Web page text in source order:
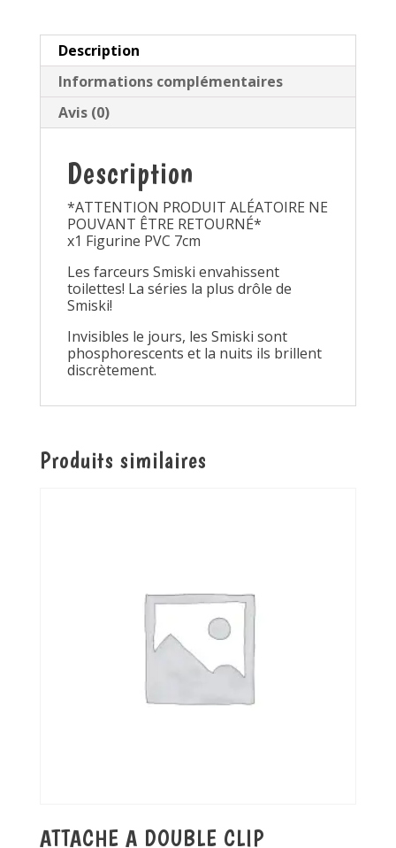
Description
Informations complémentaires
Avis (0)
Description
*ATTENTION PRODUIT ALÉATOIRE NE
POUVANT ÊTRE RETOURNÉ*
x1 Figurine PVC 7cm
Les farceurs Smiski envahissent
toilettes! La séries la plus drôle de
Smiski!
Invisibles le jours, les Smiski sont
phosphorescents et la nuits ils brillent
discrètement.
Produits similaires
ATTACHE A DOUBLE CLIP